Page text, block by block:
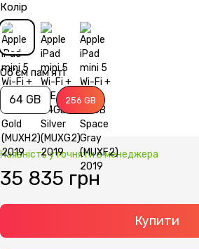
Колір
Об'єм пам'яті
64 GB 256 GB
Наявність уточняти в менеджера
35 835 грн
Купити